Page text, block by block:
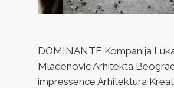
DOMINANTE Kompanija
Mladenovic Arhitekta
impressence Arhitektura